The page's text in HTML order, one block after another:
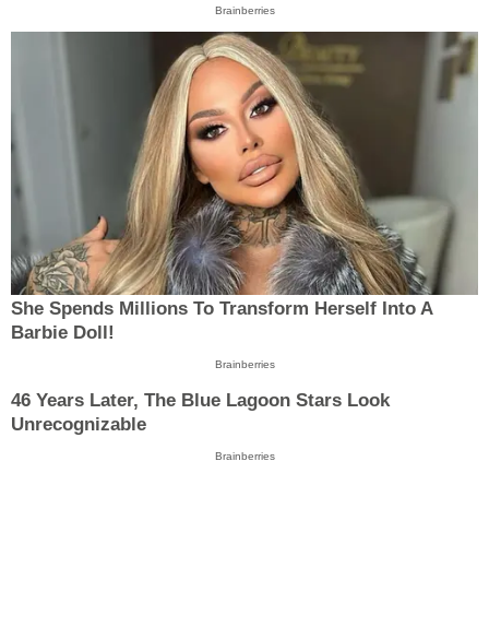
Brainberries
She Spends Millions To Transform Herself Into A
Barbie Doll!
Brainberries
46 Years Later, The Blue Lagoon Stars Look
Unrecognizable
Brainberries